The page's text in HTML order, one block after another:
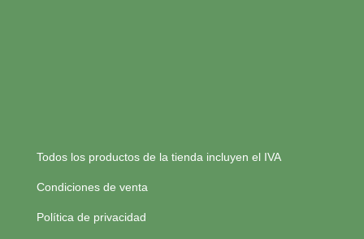
Todos los productos de la tienda incluyen el IVA
Condiciones de venta
Política de privacidad